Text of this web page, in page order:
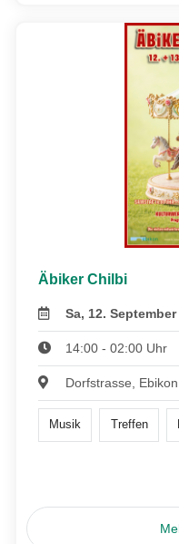
Äbiker Chilbi
Sa, 12. September
14:00 - 02:00 Uhr
Dorfstrasse, Ebikon
Musik Treffen